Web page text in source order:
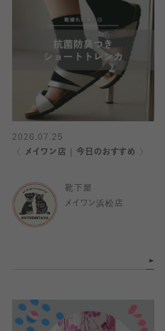
2026.07.25
〈 メイワン店｜今日のおすすめ 〉
靴下屋
メイワン浜松店